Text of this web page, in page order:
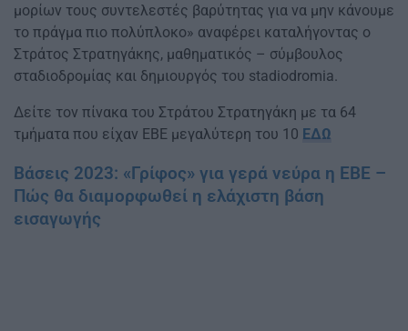
μορίων τους συντελεστές βαρύτητας για να μην κάνουμε
το πράγμα πιο πολύπλοκο» αναφέρει καταλήγοντας ο
Στράτος Στρατηγάκης, μαθηματικός – σύμβουλος
σταδιοδρομίας και δημιουργός του stadiodromia.
Δείτε τον πίνακα του Στράτου Στρατηγάκη με τα 64
τμήματα που είχαν ΕΒΕ μεγαλύτερη του 10 ΕΔΩ
Βάσεις 2023: «Γρίφος» για γερά νεύρα η ΕΒΕ –
Πώς θα διαμορφωθεί η ελάχιστη βάση
εισαγωγής